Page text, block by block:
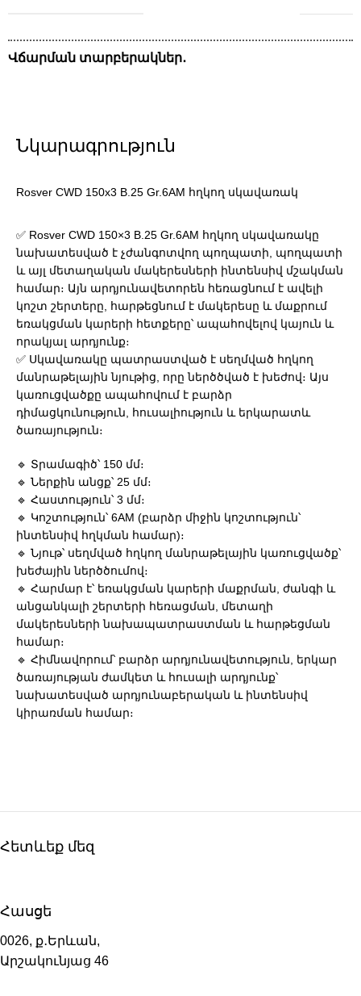
Վճարման տարբերակներ․
Նկարագրություն
Rosver CWD 150x3 B.25 Gr.6AM հղկող սկավառակ
✅ Rosver CWD 150×3 B.25 Gr.6AM հղկող սկավառակը
նախատեսված է չժանգոտվող պողպատի, պողպատի
և այլ մետաղական մակերեսների ինտենսիվ մշակման
համար։ Այն արդյունավետորեն հեռացնում է ավելի
կոշտ շերտերը, հարթեցնում է մակերեսը և մաքրում
եռակցման կարերի հետքերը՝ ապահովելով կայուն և
որակյալ արդյունք։
✅ Սկավառակը պատրաստված է սեղմված հղկող
մանրաթելային նյութից, որը ներծծված է խեժով։ Այս
կառուցվածքը ապահովում է բարձր
դիմացկունություն, հուսալիություն և երկարատև
ծառայություն։
🔹 Տրամագիծ՝ 150 մմ։
🔹 Ներքին անցք՝ 25 մմ։
🔹 Հաստություն՝ 3 մմ։
🔹 Կոշտություն՝ 6AM (բարձր միջին կոշտություն՝
ինտենսիվ հղկման համար)։
🔹 Նյութ՝ սեղմված հղկող մանրաթելային կառուցվածք՝
խեժային ներծծումով։
🔹 Հարմար է՝ եռակցման կարերի մաքրման, ժանգի և
անցանկալի շերտերի հեռացման, մետաղի
մակերեսների նախապատրաստման և հարթեցման
համար։
🔹 Հիմնավորում՝ բարձր արդյունավետություն, երկար
ծառայության ժամկետ և հուսալի արդյունք՝
նախատեսված արդյունաբերական և ինտենսիվ
կիրառման համար։
Հետևեք մեզ
Հասցե
0026, ք․Երևան,
Արշակունյաց 46